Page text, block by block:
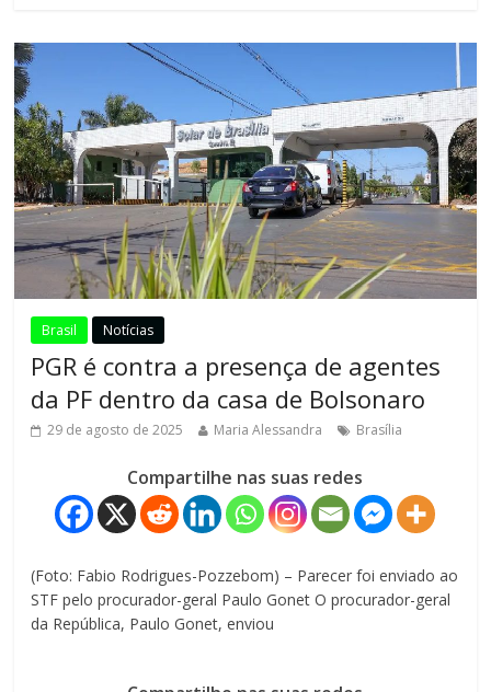
Brasil Notícias
PGR é contra a presença de agentes
da PF dentro da casa de Bolsonaro
29 de agosto de 2025 Maria Alessandra Brasília
Compartilhe nas suas redes
(Foto: Fabio Rodrigues-Pozzebom) – Parecer foi enviado ao
STF pelo procurador-geral Paulo Gonet O procurador-geral
da República, Paulo Gonet, enviou